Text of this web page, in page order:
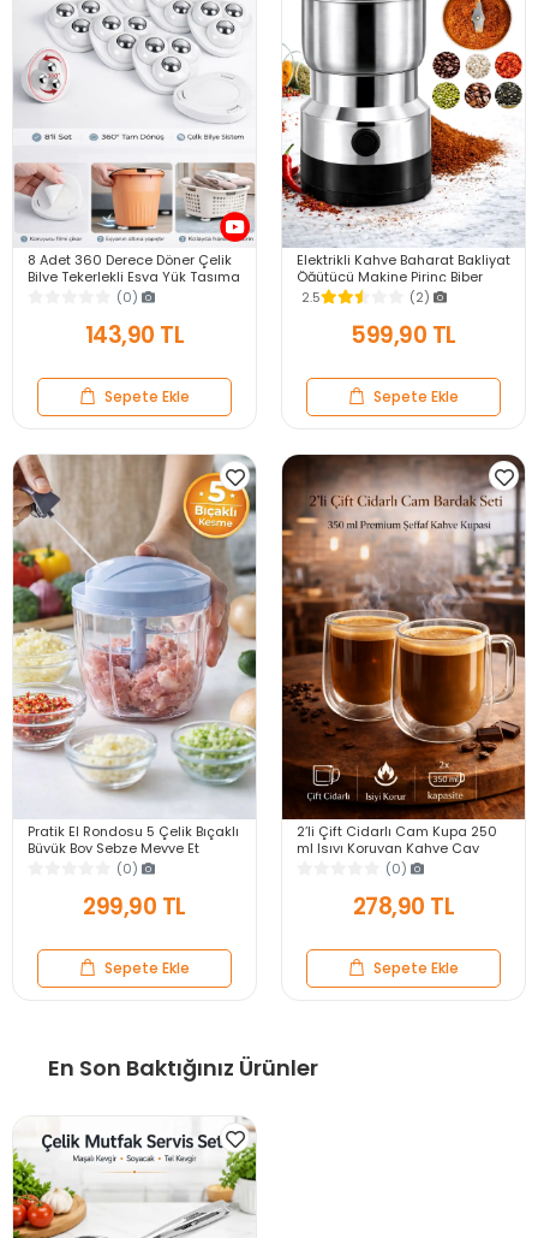
8 Adet 360 Derece Döner Çelik
Bilye Tekerlekli Eşya Yük Taşıma
Yapışkanlı Eşya Kaydırma
(0)
143,90 TL
Sepete Ekle
Elektrikli Kahve Baharat Bakliyat
Öğütücü Makine Pirinç Biber
Tahıl Öğütücü Değirmen Gıda
Öğütücü
2.5 (2)
599,90 TL
Sepete Ekle
Pratik El Rondosu 5 Çelik Bıçaklı
Büyük Boy Sebze Meyve Et
Soğan Doğrayıcı Blender Rende
(0)
299,90 TL
Sepete Ekle
2’li Çift Cidarlı Cam Kupa 250
ml Isıyı Koruyan Kahve Çay
Fincanı Kulplu Espresso Cam
(0)
278,90 TL
Sepete Ekle
En Son Baktığınız Ürünler